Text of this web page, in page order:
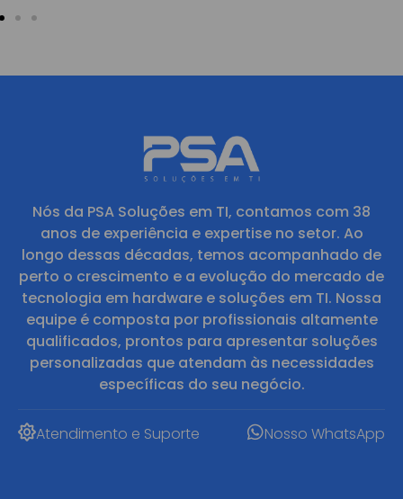
Nós da PSA Soluções em TI, contamos com 38
anos de experiência e expertise no setor. Ao
longo dessas décadas, temos acompanhado de
perto o crescimento e a evolução do mercado de
tecnologia em hardware e soluções em TI. Nossa
equipe é composta por profissionais altamente
qualificados, prontos para apresentar soluções
personalizadas que atendam às necessidades
específicas do seu negócio.
Atendimento e Suporte Nosso WhatsApp